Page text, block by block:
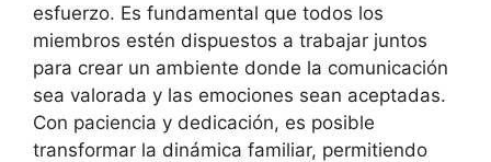
esfuerzo. Es fundamental que todos los
miembros estén dispuestos a trabajar juntos
para crear un ambiente donde la comunicación
sea valorada y las emociones sean aceptadas.
Con paciencia y dedicación, es posible
transformar la dinámica familiar, permitiendo